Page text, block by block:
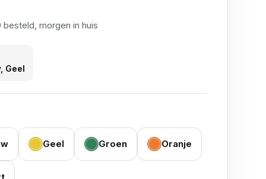
besteld, morgen in huis
Geel
Geel Groen Oranje